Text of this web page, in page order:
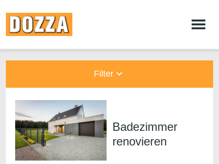
Filter
Badezimmer
renovieren